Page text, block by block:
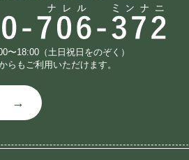
〜18:00（土日祝日をのぞく）
らもご利用いただけます。